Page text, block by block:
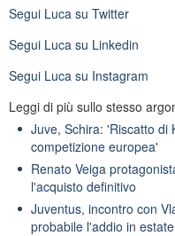
Segui Luca su Twitter
Segui Luca su Linkedin
Segui Luca su Instagram
Leggi di più sullo stesso
Juve, Schira: 'Riscatto di
competizione europea'
Renato Veiga
l'acquisto definitivo
Juventus, incontro con
probabile l'addio in estate